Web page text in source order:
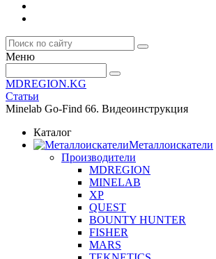
Меню
MDREGION.KG
Статьи
Minelab Go-Find 66. Видеоинструкция
Каталог
Металлоискатели
Производители
MDREGION
MINELAB
XP
QUEST
BOUNTY HUNTER
FISHER
MARS